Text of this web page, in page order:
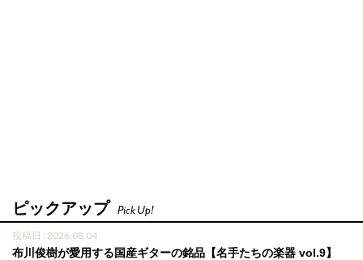
ピックアップ Pick Up!
投稿日 : 2026.08.04
布川俊樹が愛用する国産ギターの銘品【名手たちの楽器 vol.9】